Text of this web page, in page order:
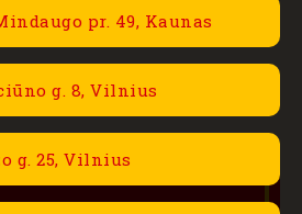
pr. 49, Kaunas
g. 8, Vilnius
g. 25, Vilnius